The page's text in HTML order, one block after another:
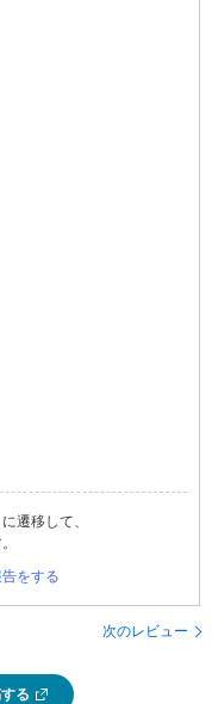
遷移して、
告をする
次のレビュー
る